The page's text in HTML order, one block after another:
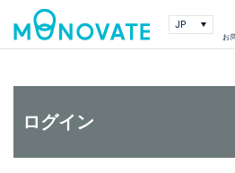
お
ログイン